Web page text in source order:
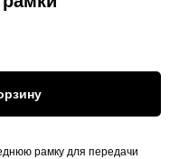
рамку для передачи